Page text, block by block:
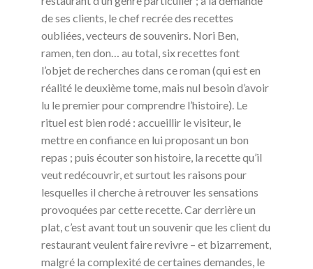
de ses clients, le chef recrée des recettes
oubliées, vecteurs de souvenirs. Nori Ben,
ramen, ten don… au total, six recettes font
l’objet de recherches dans ce roman (qui est en
réalité le deuxième tome, mais nul besoin d’avoir
lu le premier pour comprendre l’histoire). Le
rituel est bien rodé : accueillir le visiteur, le
mettre en confiance en lui proposant un bon
repas ; puis écouter son histoire, la recette qu’il
veut redécouvrir, et surtout les raisons pour
lesquelles il cherche à retrouver les sensations
provoquées par cette recette. Car derrière un
plat, c’est avant tout un souvenir que les client du
restaurant veulent faire revivre – et bizarrement,
malgré la complexité de certaines demandes, le